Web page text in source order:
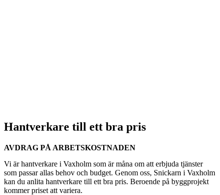
Hantverkare till ett bra pris
AVDRAG PÅ ARBETSKOSTNADEN
Vi är hantverkare i Vaxholm som är måna om att erbjuda tjänster
som passar allas behov och budget. Genom oss, Snickarn i Vaxholm
kan du anlita hantverkare till ett bra pris. Beroende på byggprojekt
kommer priset att variera.